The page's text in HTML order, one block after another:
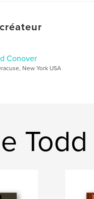
Conover
New York USA